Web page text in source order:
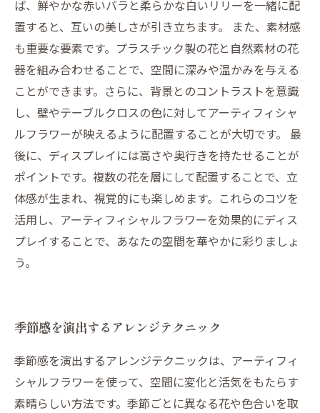
ば、鮮やかな赤いバラと柔らかな白いリリーを一緒に配
置すると、互いの美しさが引き立ちます。 また、素材感
も重要な要素です。プラスチック製の花と自然素材の花
器を組み合わせることで、空間に深みや温かみを与える
ことができます。さらに、背景とのコントラストを意識
し、壁やテーブルクロスの色に対してアーティフィシャ
ルフラワーが映えるように配置することが大切です。 最
後に、ディスプレイには高さや奥行きを持たせることが
ポイントです。複数の花を層にして配置することで、立
体感が生まれ、視覚的にも楽しめます。これらのコツを
活用し、アーティフィシャルフラワーを効果的にディス
プレイすることで、あなたの空間を華やかに彩りましょ
う。
季節感を演出するアレンジテクニック
季節感を演出するアレンジテクニックは、アーティフィ
シャルフラワーを使って、空間に変化と活気をもたらす
素晴らしい方法です。季節ごとに異なる花や色合いを取